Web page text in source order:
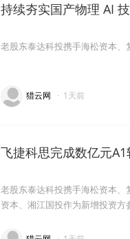
持续夯实国产物理 AI
老股东泰达科投携手海松资本、
猎云网 · 1天前
飞捷科思完成数亿元
老股东泰达科投携手海松资本
资本、湘江国投作为新增投资方